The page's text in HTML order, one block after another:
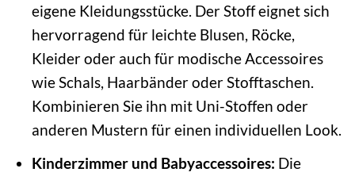
eigene Kleidungsstücke. Der Stoff eignet sich
hervorragend für leichte Blusen, Röcke,
Kleider oder auch für modische Accessoires
wie Schals, Haarbänder oder Stofftaschen.
Kombinieren Sie ihn mit Uni-Stoffen oder
anderen Mustern für einen individuellen Look.
Kinderzimmer und Babyaccessoires: Die